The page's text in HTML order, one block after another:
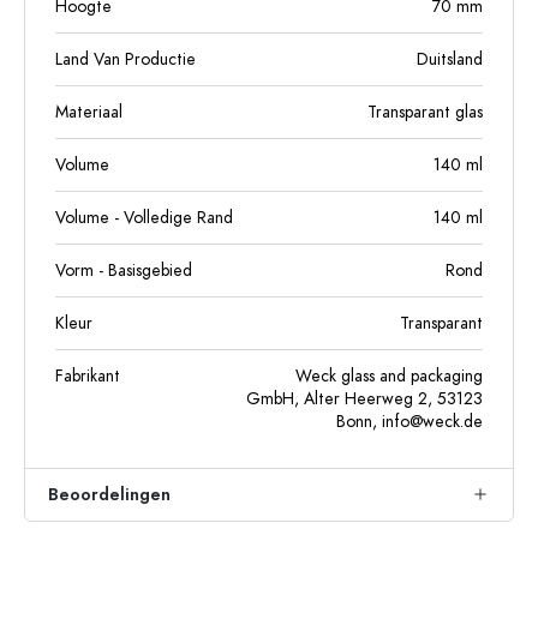
Hoogte 70 mm
Land Van Productie Duitsland
Materiaal Transparant glas
Volume 140 ml
Volume - Volledige Rand 140 ml
Vorm - Basisgebied Rond
Kleur Transparant
Fabrikant
Weck glass and packaging
GmbH, Alter Heerweg 2, 53123
Bonn, info@weck.de
Beoordelingen